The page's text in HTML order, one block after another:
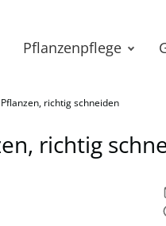
Pflanzenpflege
richtig schneiden
richtig